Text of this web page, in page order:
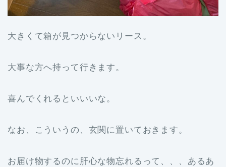
大きくて箱が見つからないリース。
大事な方へ持って行きます。
喜んでくれるといいいな。
なお、こういうの、玄関に置いておきます。
お届け物するのに肝心な物忘れるって、、、あるあ